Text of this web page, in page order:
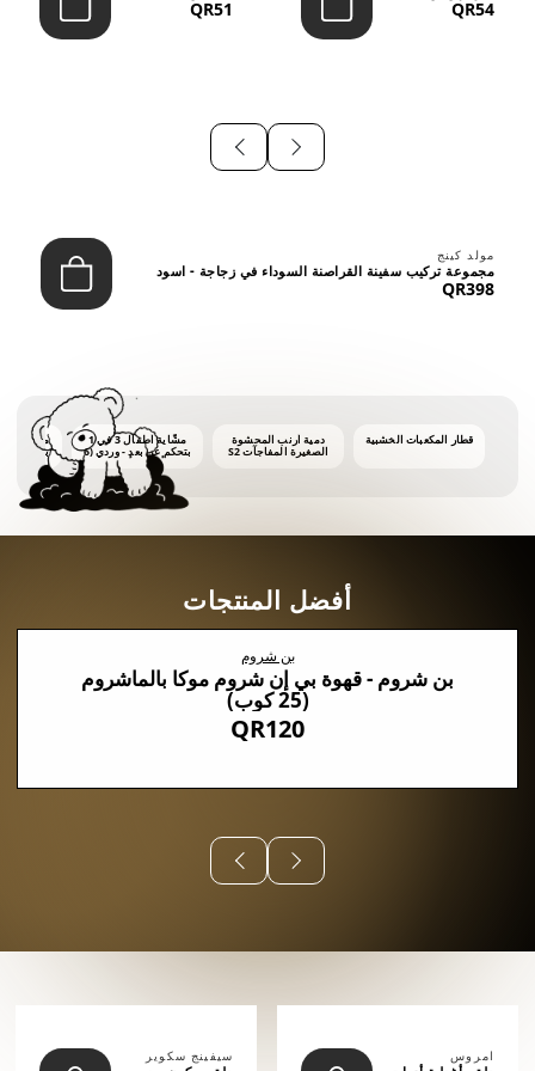
QR54
QR51
مولد كينج
مجموعة تركيب سفينة القراصنة السوداء في زجاجة - اسود
QR398
قطار المكعبات الخشبية
دمية أرنب المحشوة
الصغيرة المفاجآت S2
مشّاية أطفال 3 في 1
بتحكم عن بعد - وردي (6
أشهر فأكثر)
ماكينة
أفضل المنتجات
بن شروم
بن شروم - قهوة بي إن شروم موكا بالماشروم
(25 كوب)
QR120
امروس سيفينج سكوير